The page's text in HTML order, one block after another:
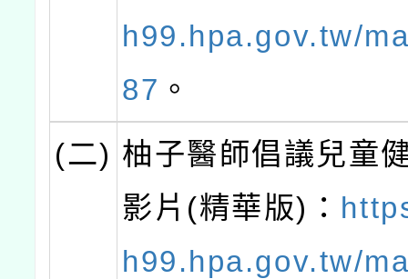
h99.hpa.gov.tw/
87 。
(二) 柚子醫師倡議兒童
影片(精華版)：
h99.hpa.gov.tw/